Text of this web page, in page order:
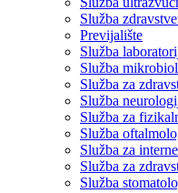
Služba
Previjalište
Služba
Služba
Služba za
Služba
Služba za
Služba
Služba za
Služba za
Služba